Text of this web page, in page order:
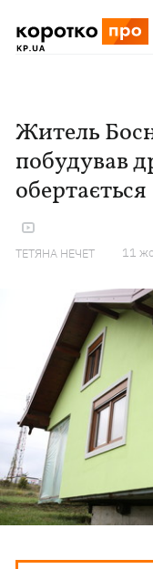
Житель
побудував
обертається
ТЕТЯНА НЕЧЕТ 11